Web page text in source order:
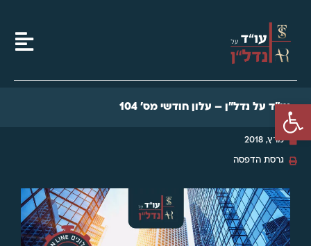
פתח סרגל נגישות
עו"ד על נדל"ן – עלון חודשי מס' 104
מרץ, 2018
גרסת הדפסה